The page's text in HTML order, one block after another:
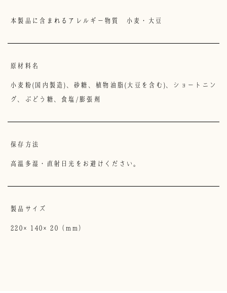
本製品に含まれるアレルギー物質 小麦・大豆
原材料名
小麦粉(国内製造)、砂糖、植物油脂(大豆を含む)、ショートニン
グ、ぶどう糖、食塩/膨張剤
保存方法
高温多湿・直射日光をお避けください。
製品サイズ
220×140×20（mm）